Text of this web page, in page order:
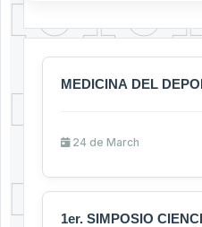
MEDICINA DEL
24 de March
1er. SIMPOSIO